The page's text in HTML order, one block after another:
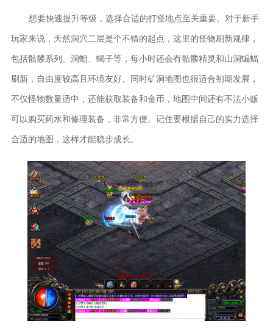
想要快速提升等级，选择合适的打怪地点至关重要。对于新手
玩家来说，天然洞穴二层是个不错的起点，这里的怪物刷新规律，
包括骷髅系列、洞蛆、蝎子等，每小时还会有骷髅精灵和山洞蝙蝠
刷新，自由度较高且环境友好。同时矿洞地图也很适合初期发展，
不仅怪物数量适中，还能获取装备和金币，地图中间还有不法小贩
可以购买药水和修理装备，非常方便。记住要根据自己的实力选择
合适的地图，这样才能稳步成长。